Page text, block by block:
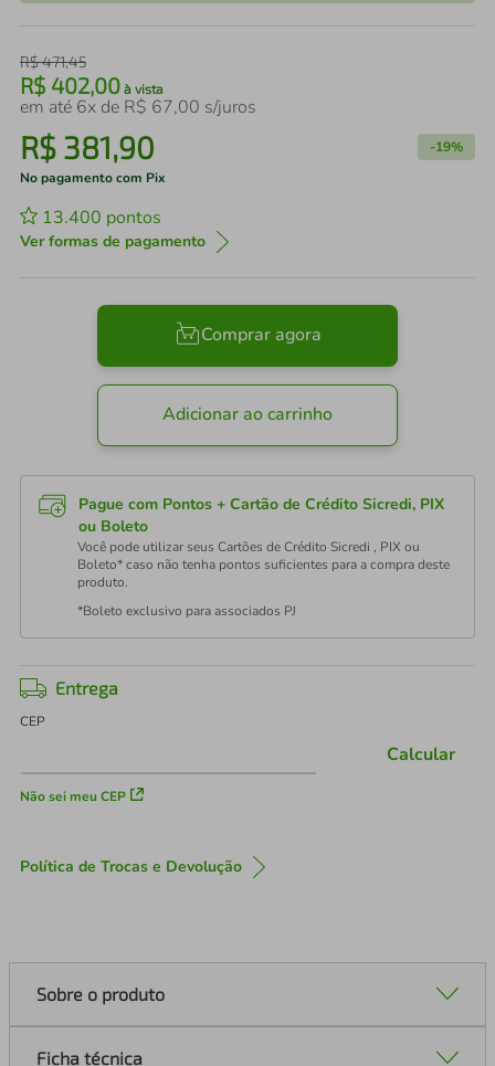
R$471,45
R$ 402,00 à vista
em até 6x de R$ 67,00 s/juros
R$ 381,90 -19%
No pagamento com Pix
13.400 pontos
Ver formas de pagamento
Comprar agora
Adicionar ao carrinho
Pague com Pontos + Cartão de Crédito Sicredi, PIX
ou Boleto
Você pode utilizar seus Cartões de Crédito Sicredi , PIX ou
Boleto* caso não tenha pontos suficientes para a compra deste
produto.
*Boleto exclusivo para associados PJ
Entrega
CEP
Não sei meu CEP
Calcular
Política de Trocas e Devolução
Sobre o produto
Ficha técnica